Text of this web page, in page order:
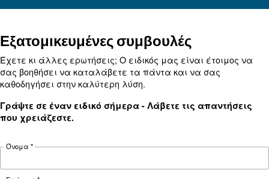
Πότε να διεξάγετε έλεγχο
αεροσυμπιεστή:
τον οδηγό μας!
Ανακαλύψτε πότε πρέπει να διεξάγετε έλεγχο
αεροσυμπιεστή για να βελτιστοποιήσετε την
ενεργειακή απόδοση, να μειώσετε το κόστος